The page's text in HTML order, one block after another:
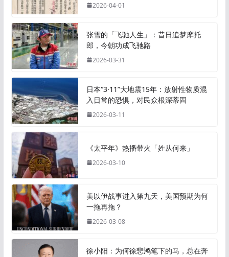
2026-04-01
张雪的「飞驰人生」：昔日追梦摩托
郎，今朝功成飞驰路
2026-03-31
日本“3·11”大地震15年：放射性物质混
入日常的恐惧，对民众根深蒂固
2026-03-11
《太平年》热播带火「姓从何来」
2026-03-10
美以伊战事进入第九天，美国预期为何
一拖再拖？
2026-03-08
徐小阳：为何徐悲鸿笔下的马，总在奔